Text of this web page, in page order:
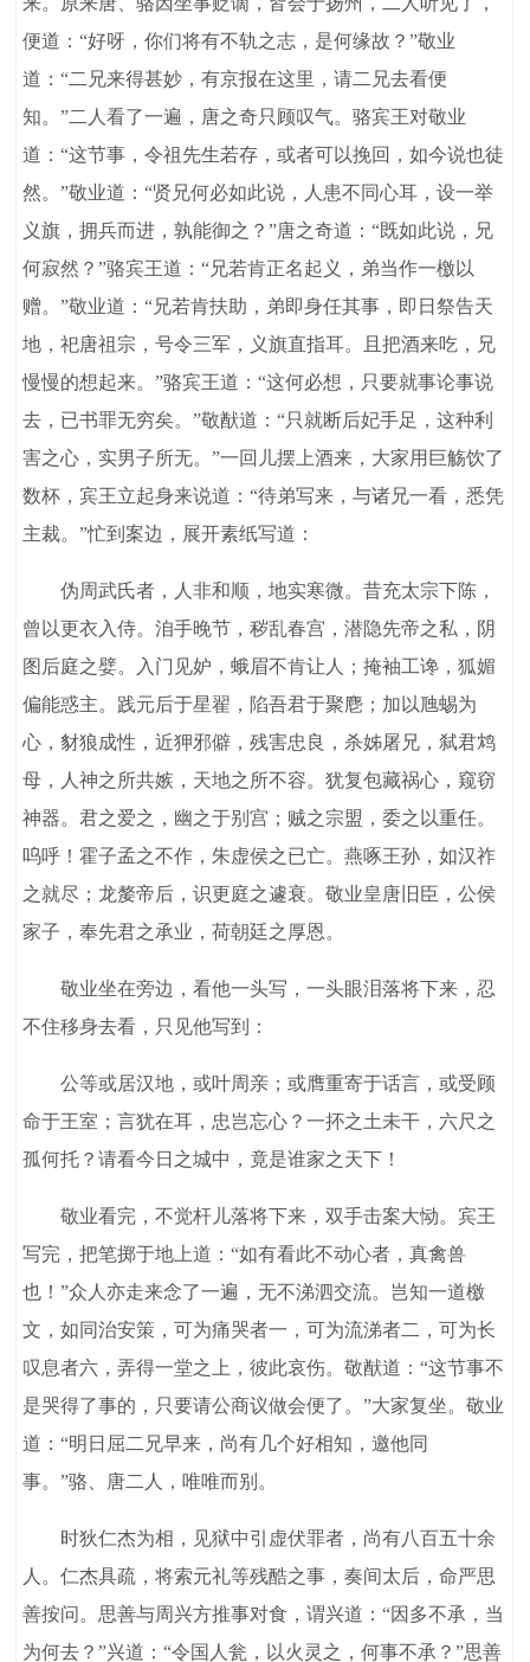
便道：“好呀，你们将有不轨之志，是何缘故？”敬业
道：“二兄来得甚妙，有京报在这里，请二兄去看便
知。”二人看了一遍，唐之奇只顾叹气。骆宾王对敬业
道：“这节事，令祖先生若存，或者可以挽回，如今说也徒
然。”敬业道：“贤兄何必如此说，人患不同心耳，设一举
义旗，拥兵而进，孰能御之？”唐之奇道：“既如此说，兄
何寂然？”骆宾王道：“兄若肯正名起义，弟当作一檄以
赠。”敬业道：“兄若肯扶助，弟即身任其事，即日祭告天
地，祀唐祖宗，号令三军，义旗直指耳。且把酒来吃，兄
慢慢的想起来。”骆宾王道：“这何必想，只要就事论事说
去，已书罪无穷矣。”敬猷道：“只就断后妃手足，这种利
害之心，实男子所无。”一回儿摆上酒来，大家用巨觞饮了
数杯，宾王立起身来说道：“待弟写来，与诸兄一看，悉凭
主裁。”忙到案边，展开素纸写道：
伪周武氏者，人非和顺，地实寒微。昔充太宗下陈，
曾以更衣入侍。洎手晚节，秽乱春宫，潜隐先帝之私，阴
图后庭之嬖。入门见妒，蛾眉不肯让人；掩袖工谗，狐媚
偏能惑主。践元后于星翟，陷吾君于聚麀；加以虺蜴为
心，豺狼成性，近狎邪僻，残害忠良，杀姊屠兄，弑君鸩
母，人神之所共嫉，天地之所不容。犹复包藏祸心，窥窃
神器。君之爱之，幽之于别宫；贼之宗盟，委之以重任。
呜呼！霍子孟之不作，朱虚侯之已亡。燕啄王孙，如汉祚
之就尽；龙嫠帝后，识更庭之遽衰。敬业皇唐旧臣，公侯
家子，奉先君之承业，荷朝廷之厚恩。
敬业坐在旁边，看他一头写，一头眼泪落将下来，忍
不住移身去看，只见他写到：
公等或居汉地，或叶周亲；或膺重寄于话言，或受顾
命于王室；言犹在耳，忠岂忘心？一抔之土未干，六尺之
孤何托？请看今日之城中，竟是谁家之天下！
敬业看完，不觉杆儿落将下来，双手击案大恸。宾王
写完，把笔掷于地上道：“如有看此不动心者，真禽兽
也！”众人亦走来念了一遍，无不涕泗交流。岂知一道檄
文，如同治安策，可为痛哭者一，可为流涕者二，可为长
叹息者六，弄得一堂之上，彼此哀伤。敬猷道：“这节事不
是哭得了事的，只要请公商议做会便了。”大家复坐。敬业
道：“明日屈二兄早来，尚有几个好相知，邀他同
事。”骆、唐二人，唯唯而别。
时狄仁杰为相，见狱中引虚伏罪者，尚有八百五十余
人。仁杰具疏，将索元礼等残酷之事，奏间太后，命严思
善按问。思善与周兴方推事对食，谓兴道：“因多不承，当
为何去？”兴道：“令国人瓮，以火灵之，何事不承？”思善